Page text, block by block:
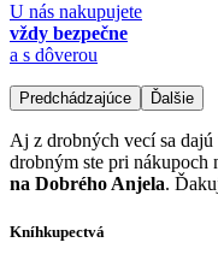
U nás nakupujete
vždy bezpečne
a s dôverou
Predchádzajúce Ďalšie
Aj z drobných vecí sa
drobným ste pri nákupoch
na Dobrého Anjela.
Kníhkupectvá